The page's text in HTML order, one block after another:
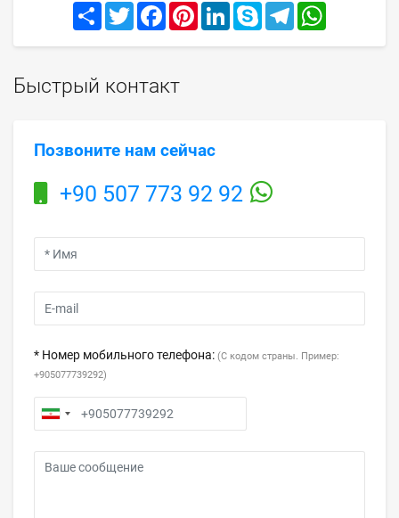
Share TwitterFacebookPinterestLinkedInSkype Telegram
Быстрый контакт
Позвоните нам сейчас
+90 507 773 92 92
* Номер мобильного телефона: (С кодом страны. Пример:
+905077739292)